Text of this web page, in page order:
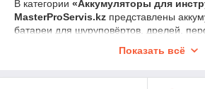
В категории «Аккумуляторы для
MasterProServis.kz представлены
батареи для шуруповёртов, дрелей,
Правильный аккумулятор — ключ к
Показать всё